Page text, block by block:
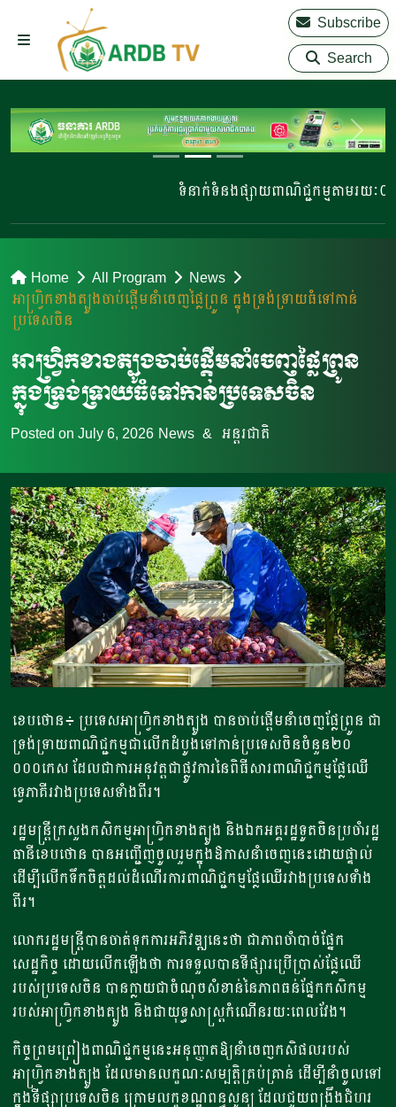
Subscribe
Search
ទំនាក់ទំនងផ្សាយពាណិជ្ជកម្មតាមរយៈ 023
Home All Program
News
អាហ្រ្វិកខាងត្បូងចាប់ផ្តើមនាំចេញផ្លៃព្រូន ក្នុងទ្រង់ទ្រាយធំទៅកាន់
ប្រទេសចិន
អាហ្រ្វិកខាងត្បូងចាប់ផ្តើមនាំចេញផ្លៃព្រូន
ក្នុងទ្រង់ទ្រាយធំទៅកាន់ប្រទេសចិន
Posted on July 6, 2026 News & អន្តរជាតិ
ខេបថោន៖ ប្រទេសអាហ្រ្វិកខាងត្បូង បានចាប់ផ្តើមនាំចេញផ្លែព្រូន ជា
ទ្រង់ទ្រាយពាណិជ្ជកម្មជាលើកដំបូងទៅកាន់ប្រទេសចិនចំនួន២០
០០០កេស ដែលជាការអនុវត្តជាផ្លូវការនៃពិធីសារពាណិជ្ជកម្មផ្លែឈើ
ទ្វេភាគីរវាងប្រទេសទាំងពីរ។
រដ្ឋមន្ត្រីក្រសួងកសិកម្មអាហ្វ្រិកខាងត្បូង និងឯកអគ្គរដ្ឋទូតចិនប្រចាំរដ្ឋ
ធានីខេបថោន បានអញ្ជើញចូលរួមក្នុងឱកាសនាំចេញនេះដោយផ្ទាល់
ដើម្បីលើកទឹកចិត្តដល់ដំណើរការពាណិជ្ជកម្មផ្លែឈើរវាងប្រទេសទាំង
ពីរ។
លោករដ្ឋមន្ត្រីបានចាត់ទុកការអភិវឌ្ឍនេះថា ជាភាពចាំបាច់ផ្នែក
សេដ្ឋកិច្ច ដោយលើកឡើងថា ការទទួលបានទីផ្សារប្រើប្រាស់ផ្លែឈើ
របស់ប្រទេសចិន បានក្លាយជាចំណុចសំខាន់នៃភាពធន់ផ្នែកកសិកម្ម
របស់អាហ្វ្រិកខាងត្បូង និងជាយុទ្ធសាស្ត្រកំណើនរយៈពេលវែង។
កិច្ចព្រមព្រៀងពាណិជ្ជកម្មនេះអនុញ្ញាតឱ្យនាំចេញកសិផលរបស់
អាហ្វ្រិកខាងត្បូង ដែលមានលក្ខណៈសម្បត្តិគ្រប់គ្រាន់ ដើម្បីនាំចូលទៅ
ក្នុងទីផ្សាប្រទេសចិន ក្រោមលក្ខខណ្ឌពន្ធសូន្យ ដែលជួយពង្រឹងជំហរ